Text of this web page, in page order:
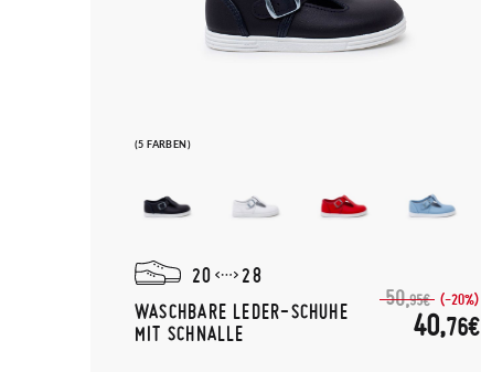
(5 FARBEN)
20
28
WASCHBARE LEDER-SCHUHE
MIT SCHNALLE
50,95€ (-20%)
40,76€